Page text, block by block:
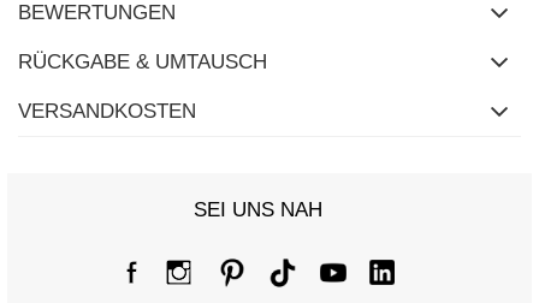
BEWERTUNGEN
RÜCKGABE & UMTAUSCH
VERSANDKOSTEN
SEI UNS NAH